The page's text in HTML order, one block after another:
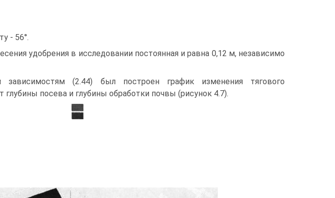
- 56°.
удобрения в исследовании постоянная и равна 0,12 м, независимо
зависимостям (2.44) был построен график изменения тягового
глубины посева и глубины обработки почвы (рисунок 4.7).